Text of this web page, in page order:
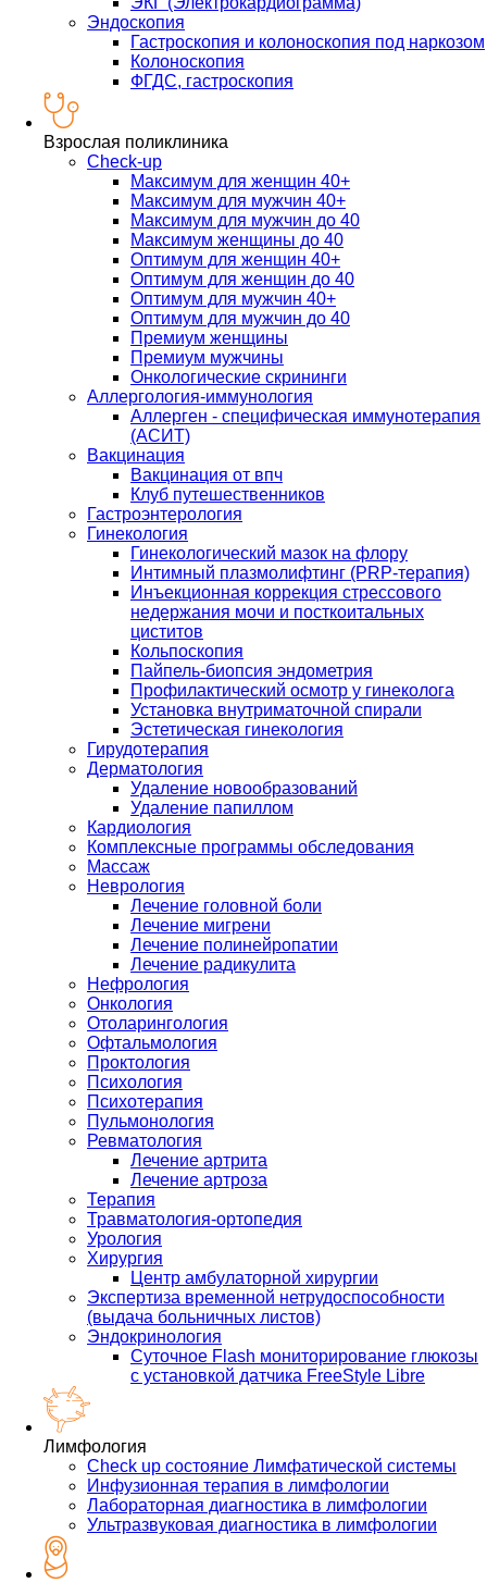
Эндоскопия
Гастроскопия и колоноскопия под наркозом
Колоноскопия
ФГДС, гастроскопия
Взрослая поликлиника
Check-up
Максимум для женщин 40+
Максимум для мужчин 40+
Максимум для мужчин до 40
Максимум женщины до 40
Оптимум для женщин 40+
Оптимум для женщин до 40
Оптимум для мужчин 40+
Оптимум для мужчин до 40
Премиум женщины
Премиум мужчины
Онкологические скрининги
Аллергология-иммунология
Аллерген - специфическая иммунотерапия
(АСИТ)
Вакцинация
Вакцинация от впч
Клуб путешественников
Гастроэнтерология
Гинекология
Гинекологический мазок на флору
Интимный плазмолифтинг (PRP-терапия)
Инъекционная коррекция стрессового
недержания мочи и посткоитальных
циститов
Кольпоскопия
Пайпель-биопсия эндометрия
Профилактический осмотр у гинеколога
Установка внутриматочной спирали
Эстетическая гинекология
Гирудотерапия
Дерматология
Удаление новообразований
Удаление папиллом
Кардиология
Комплексные программы обследования
Массаж
Неврология
Лечение головной боли
Лечение мигрени
Лечение полинейропатии
Лечение радикулита
Нефрология
Онкология
Отоларингология
Офтальмология
Проктология
Психология
Психотерапия
Пульмонология
Ревматология
Лечение артрита
Лечение артроза
Терапия
Травматология-ортопедия
Урология
Хирургия
Центр амбулаторной хирургии
Экспертиза временной нетрудоспособности
(выдача больничных листов)
Эндокринология
Суточное Flash мониторирование глюкозы
с установкой датчика FreeStyle Libre
Лимфология
Check up состояние Лимфатической системы
Инфузионная терапия в лимфологии
Лабораторная диагностика в лимфологии
Ультразвуковая диагностика в лимфологии